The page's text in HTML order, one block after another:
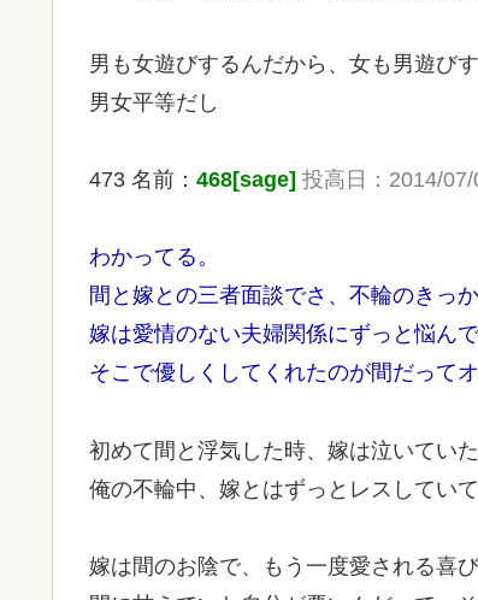
男も女遊びするんだから、女も男遊び
男女平等だし
473 名前： 468[sage] 投高日：2014/
わかってる。
間と嫁との三者面談でさ、不輪のきっ
嫁は愛情のない夫婦関係にずっと悩んで
そこで優しくしてくれたのが間だってオ
初めて間と浮気した時、嫁は泣いていた
俺の不輪中、嫁とはずっとレスしていて
嫁は間のお陰で、もう一度愛される喜び